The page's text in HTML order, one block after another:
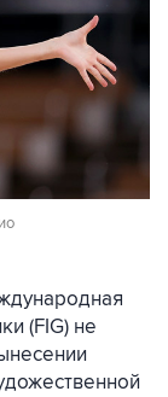
(FIG) не